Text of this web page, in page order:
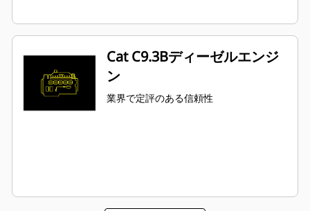
Cat C9.3Bディーゼルエンジ
ン
業界で定評のある信頼性